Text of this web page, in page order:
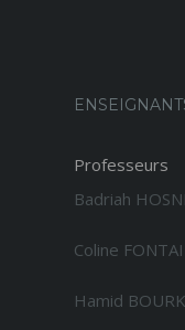
Professeurs
Badriah HOSNI
Coline
Hamid